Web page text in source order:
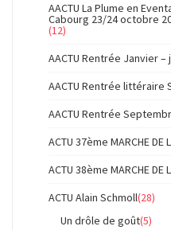
AACTU La Plume en
Cabourg 23/24 octobre
(12)
AACTU Rentrée Janvier –
AACTU Rentrée littéraire
AACTU Rentrée
ACTU 37ème MARCHE DE
ACTU 38ème MARCHE DE
ACTU Alain Schmoll(28)
Un drôle de goût(5)